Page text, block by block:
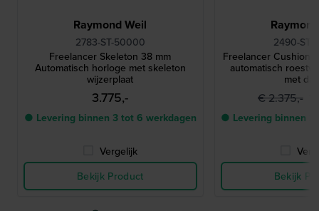
Raymond Weil
2783-ST-50000
Freelancer Skeleton 38 mm
Automatisch horloge met skeleton
wijzerplaat
3.775,-
● Levering binnen 3 tot 6 werkdagen
Vergelijk
Bekijk Product
2490-ST-
Freelancer Cushion
automatisch
met
€ 2.375,-
● Levering binnen 3
Bekijk